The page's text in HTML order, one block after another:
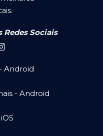
Redes Sociais
Android
- Android